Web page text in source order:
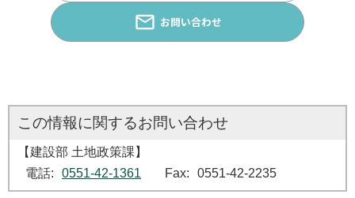
email お問い合わせ
お問い合わせ
建設部 土地政策課
電話:
0551-42-1361 Fax: 0551-42-2235